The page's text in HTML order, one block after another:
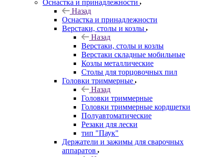
Оснастка и принадлежности
Назад
Оснастка и принадлежности
Верстаки, столы и козлы
Назад
Верстаки, столы и козлы
Верстаки складные мобильные
Козлы металлические
Столы для торцовочных пил
Головки триммерные
Назад
Головки триммерные
Головки триммерные кордщетки
Полуавтоматические
Резаки для лески
тип "Паук"
Держатели и зажимы для сварочных
аппаратов